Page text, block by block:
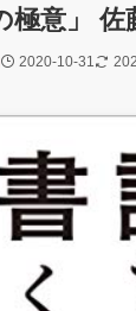
極意」 佐
2020-10-31